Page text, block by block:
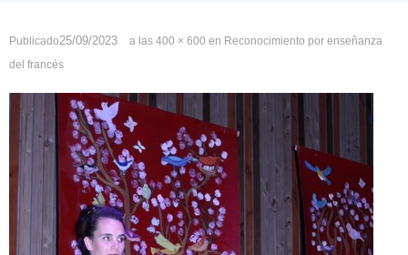
Publicado25/09/2023 a las 400 × 600 en Reconocimiento por enseñanza
del francés